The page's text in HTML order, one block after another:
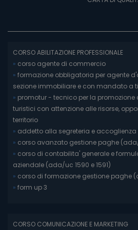
CORSO ABILITAZIONE PROFESSIONALE
» corso agente di commercio
» formazione obbligatoria per agente
sezione immobiliare e con mandato a
» promotur - tecnico per la promozione
turistici con attenzione alle risorse,
territorio
» addetto alla segreteria e
» corso avanzato gestione paghe
» corso di contabilita' generale e
aziendale (ada/uc 1590 e 1591)
» corso di formazione gestione paghe
» form up 3
CORSO COMUNICAZIONE E MARKETING